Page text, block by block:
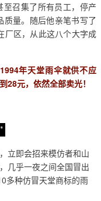
召集了所有员工，停产
量。随后他亲笔书写了
厂区，从此这八个大字成
年天堂雨伞就供不应
28元，依然全部卖光！
立即会招来模仿者和山
几乎一夜之间全国冒出
多种仿冒天堂商标的雨